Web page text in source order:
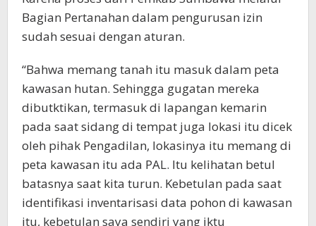
Bagian Pertanahan dalam pengurusan izin
sudah sesuai dengan aturan.
“Bahwa memang tanah itu masuk dalam peta
kawasan hutan. Sehingga gugatan mereka
dibutktikan, termasuk di lapangan kemarin
pada saat sidang di tempat juga lokasi itu dicek
oleh pihak Pengadilan, lokasinya itu memang di
peta kawasan itu ada PAL. Itu kelihatan betul
batasnya saat kita turun. Kebetulan pada saat
identifikasi inventarisasi data pohon di kawasan
itu, kebetulan saya sendiri yang iktu